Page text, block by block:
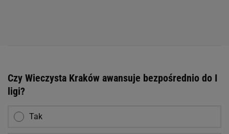
Czy Wieczysta Kraków awansuje bezpośrednio do I
ligi?
Tak